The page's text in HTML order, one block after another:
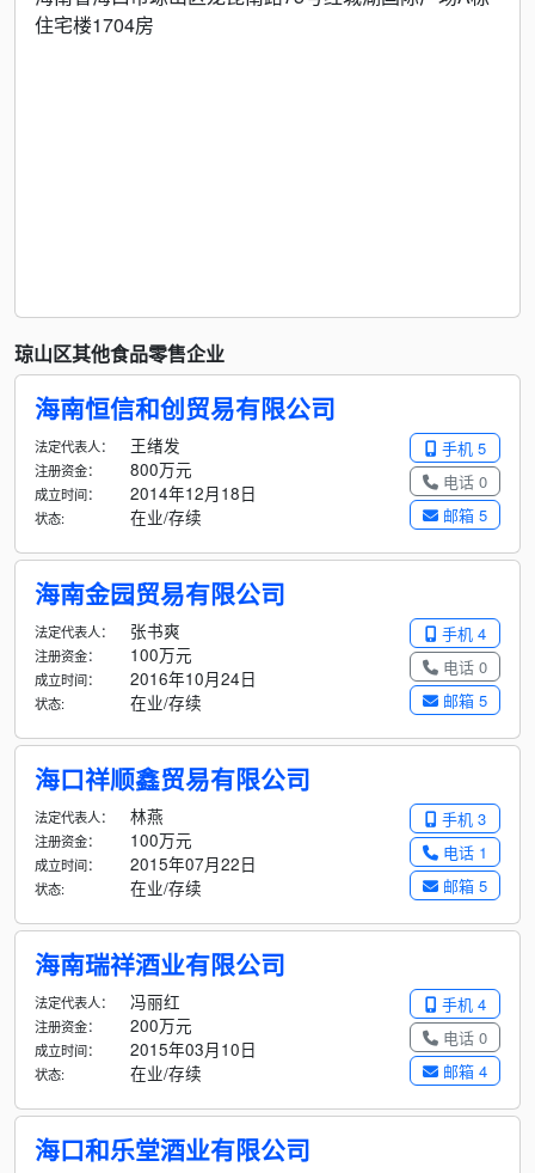
住宅楼1704房
琼山区其他食品零售企业
海南恒信和创贸易有限公司
手机 5
电话 0
邮箱 5
法定代表人： 王绪发
注册资金： 800万元
成立时间： 2014年12月18日
状态: 在业/存续
海南金园贸易有限公司
手机 4
电话 0
邮箱 5
法定代表人： 张书爽
注册资金： 100万元
成立时间： 2016年10月24日
状态: 在业/存续
海口祥顺鑫贸易有限公司
手机 3
电话 1
邮箱 5
法定代表人： 林燕
注册资金： 100万元
成立时间： 2015年07月22日
状态: 在业/存续
海南瑞祥酒业有限公司
手机 4
电话 0
邮箱 4
法定代表人： 冯丽红
注册资金： 200万元
成立时间： 2015年03月10日
状态: 在业/存续
海口和乐堂酒业有限公司